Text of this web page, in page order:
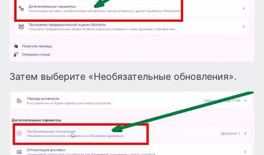
Затем выберите «Необязательные обновления».